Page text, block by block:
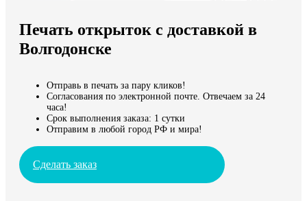
Мы доставляем по всему миру
Продолжить без города
Печать открыток с доставкой в
Волгодонске
Отправь в печать за пару кликов!
Согласования по электронной почте. Отвечаем за 24
часа!
Срок выполнения заказа: 1 сутки
Отправим в любой город РФ и мира!
Сделать заказ